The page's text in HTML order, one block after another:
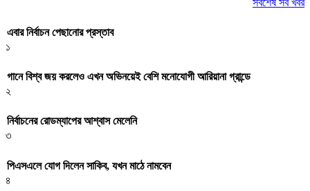
এবার নির্বাচন পেছানোর প্রস্তাব
১
গানে বিশ্ব জয় করলেও এখন অভিনয়েই বেশি মনোযোগী আরিয়ানা গ্রান্ডে
২
নির্বাচনের রোডম্যাপের আশ্বাস মেলেনি
৩
পিএসএলে যোগ দিলেন সাকিব, যখন মাঠে নামবেন
৪